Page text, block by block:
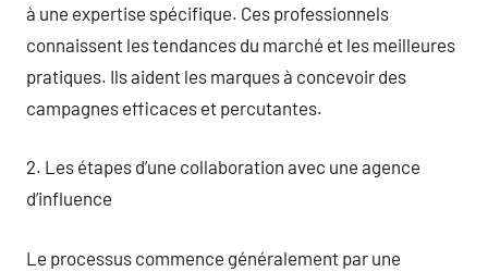
à une expertise spécifique. Ces professionnels
connaissent les tendances du marché et les meilleures
pratiques. Ils aident les marques à concevoir des
campagnes efficaces et percutantes.
2. Les étapes d’une collaboration avec une agence
d’influence
Le processus commence généralement par une